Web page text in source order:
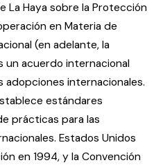
La Haya sobre la Protección
en Materia de
(en adelante, la
un acuerdo internacional
adopciones internacionales.
estándares
prácticas para las
Estados Unidos
en 1994, y la Convención